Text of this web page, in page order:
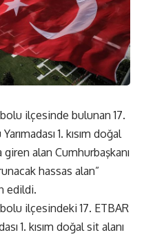
ilçesinde bulunan 17.
1. kısım doğal
giren alan Cumhurbaşkanı
hassas alan”
edildi.
ilçesindeki 17. ETBAR
1. kısım doğal sit alanı